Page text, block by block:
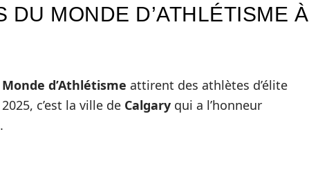
DU MONDE D’ATHLÉTISME À
d’Athlétisme attirent des athlètes d’élite
c’est la ville de Calgary qui a l’honneur